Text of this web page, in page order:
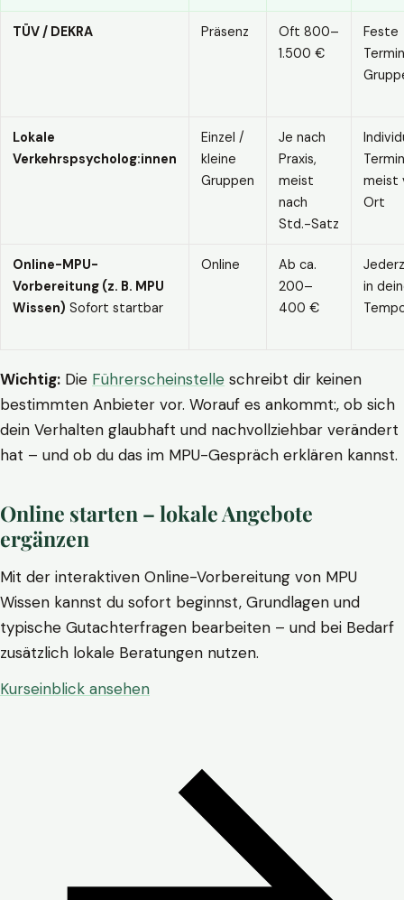
TÜV / DEKRA Präsenz
Oft 800–
1.500 €
Feste
Lokale
Verkehrspsycholog:innen
Einzel /
kleine
Gruppen
Je nach
Praxis,
meist
nach
Std.-Satz
meist
Ort
Online-MPU-
Vorbereitung (z. B. MPU
Wissen) Sofort startbar
Online
Ab ca.
200–
400 €
in
Wichtig: Die Führerscheinstelle schreibt dir keinen
bestimmten Anbieter vor. Worauf es ankommt:, ob sich
dein Verhalten glaubhaft und nachvollziehbar verändert
hat – und ob du das im MPU-Gespräch erklären kannst.
Online starten – lokale Angebote
ergänzen
Mit der interaktiven Online-Vorbereitung von MPU
Wissen kannst du sofort beginnst, Grundlagen und
typische Gutachterfragen bearbeiten – und bei Bedarf
zusätzlich lokale Beratungen nutzen.
Kurseinblick ansehen